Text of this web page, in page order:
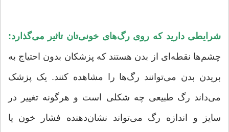
شرایطی دارید که روی رگ‌های خونی‌تان تاثیر می‌گذارد:
چشم‌ها نقطه‌ای از بدن هستند که پزشکان بدون احتیاج به
بریدن بدن می‌توانند رگ‌ها را مشاهده کنند. یک پزشک
می‌داند رگ طبیعی چه شکلی است و هرگونه تغییر در
سایز و اندازه رگ می‌تواند نشان‌دهنده فشار خون یا